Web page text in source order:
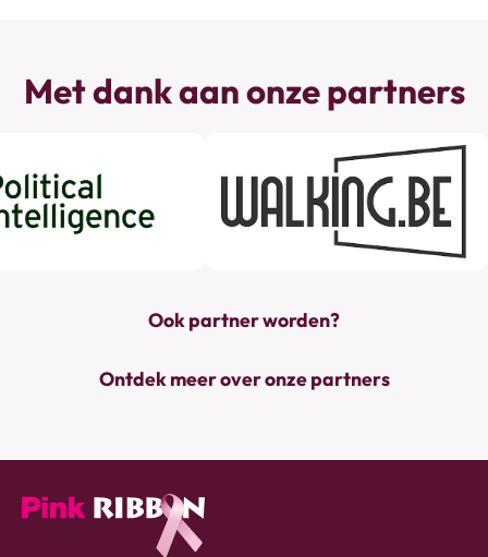
Met dank aan onze partners
Ook partner worden?
Ontdek meer over onze partners